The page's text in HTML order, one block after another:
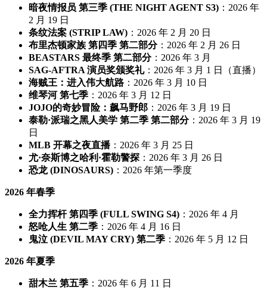
暗夜情报员 第三季 (THE NIGHT AGENT S3) ：2026 年
2 月 19 日
条纹法案 (STRIP LAW) ：2026 年 2 月 20 日
布里杰顿家族 第四季 第二部分：2026 年 2 月 26 日
BEASTARS 最终季 第二部分：2026 年 3 月
SAG-AFTRA 演员奖颁奖礼：2026 年 3 月 1 日（直播）
海贼王：进入伟大航路 ：2026 年 3 月 10 日
维琴河 第七季 ：2026 年 3 月 12 日
JOJO的奇妙冒险：飙马野郎 ：2026 年 3 月 19 日
泰勒·派瑞之黑人美学 第二季 第二部分：2026 年 3 月 19
日
MLB 开幕之夜直播：2026 年 3 月 25 日
尤·奈斯博之哈利·霍勒警探 ：2026 年 3 月 26 日
恐龙 (DINOSAURS) ：2026 年第一季度
2026 年春季
全力挥杆 第四季 (FULL SWING S4) ：2026 年 4 月
怒呛人生 第二季 ：2026 年 4 月 16 日
鬼泣 (DEVIL MAY CRY) 第二季 ：2026 年 5 月 12 日
2026 年夏季
甜木兰 第五季 ：2026 年 6 月 11 日